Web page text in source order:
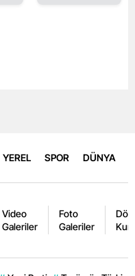
YEREL SPOR DÜNYA
Video
Galeriler
Foto
Galeriler